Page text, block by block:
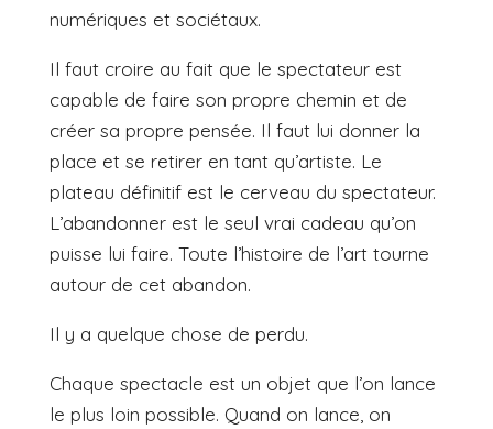
numériques et sociétaux.
Il faut croire au fait que le spectateur est
capable de faire son propre chemin et de
créer sa propre pensée. Il faut lui donner la
place et se retirer en tant qu’artiste. Le
plateau définitif est le cerveau du spectateur.
L’abandonner est le seul vrai cadeau qu’on
puisse lui faire. Toute l’histoire de l’art tourne
autour de cet abandon.
Il y a quelque chose de perdu.
Chaque spectacle est un objet que l’on lance
le plus loin possible. Quand on lance, on